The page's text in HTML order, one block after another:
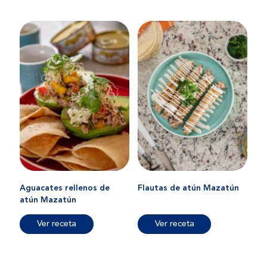
Aguacates rellenos de
atún Mazatún
Ver receta
Flautas de atún Mazatún
Ver receta